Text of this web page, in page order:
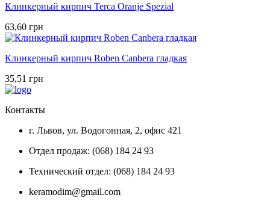
Клинкерный кирпич Terca Oranje Spezial
63,60 грн
Клинкерный кирпич Roben Canbera гладкая
35,51 грн
Контакты
г. Львов, ул. Водогонная, 2, офис 421
Отдел продаж: (068) 184 24 93
Технический отдел: (068) 184 24 93
keramodim@gmail.com